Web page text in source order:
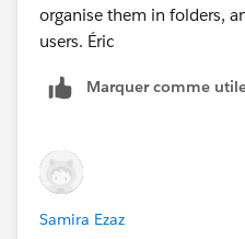
organise them in folders,
users. Éric
Marquer comme
Samira Ezaz